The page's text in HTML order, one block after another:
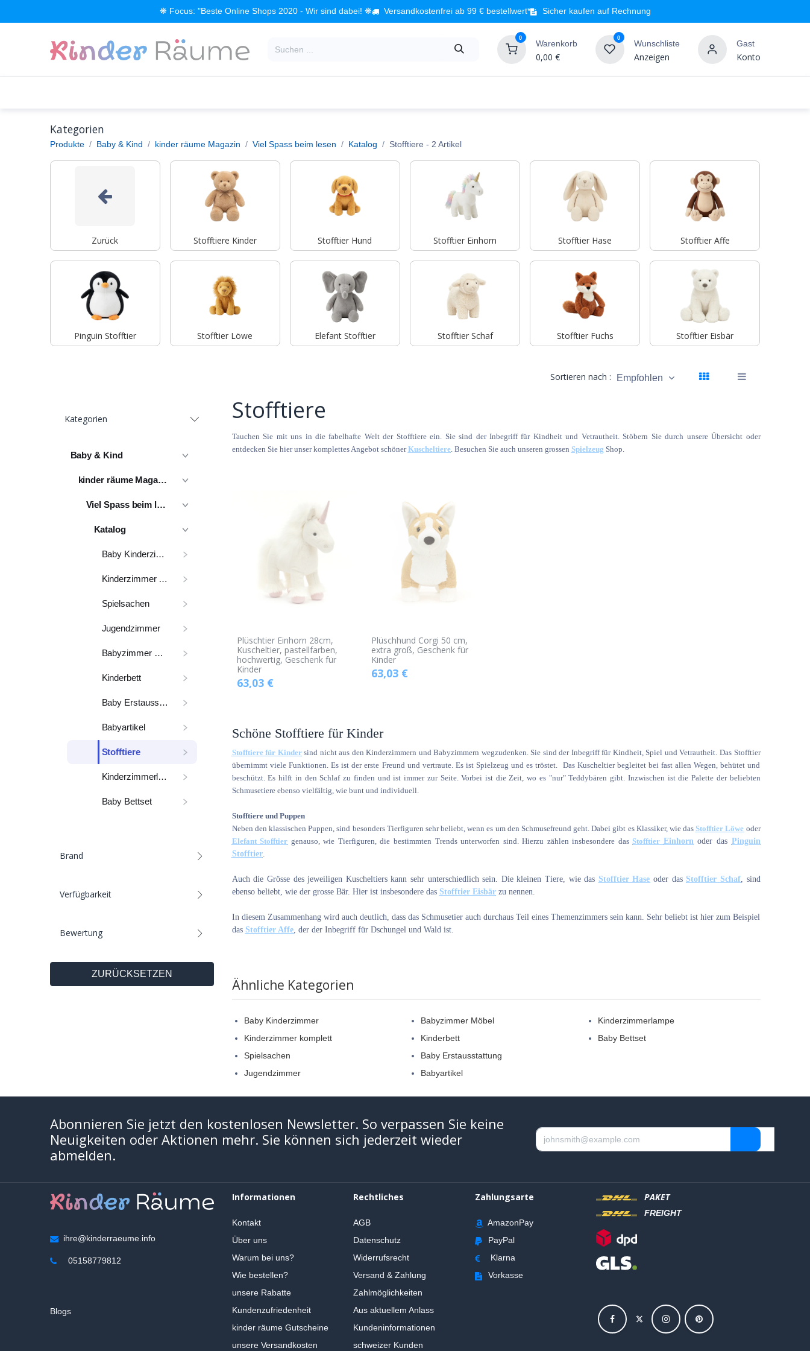
❋ Focus: "Beste Online Shops 2020 - Wir sind dabei! ❋ Versandkostenfrei ab 99 € bestellwert* Sicher kaufen auf Rechnung
0
Warenkorb
0,00 €
0
Wunschliste
Anzeigen
Gast
Konto
Kategorien
Produkte Baby & Kind kinder räume Magazin Viel Spass beim lesen Katalog Stofftiere - 2 Artikel
Zurück Stofftiere Kinder Stofftier Hund Stofftier Einhorn Stofftier Hase Stofftier Affe
Pinguin Stofftier Stofftier Löwe Elefant Stofftier Stofftier Schaf Stofftier Fuchs Stofftier Eisbär
Sortieren nach : Empfohlen
Kategorien
Baby & Kind
kinder räume Magazin
Viel Spass beim lesen
Katalog
Baby Kinderzimmer
Kinderzimmer komplett
Spielsachen
Jugendzimmer
Babyzimmer Möbel
Kinderbett
Baby Erstausstattung
Babyartikel
Stofftiere
Kinderzimmerlampe
Baby Bettset
Brand
Verfügbarkeit
Bewertung
ZURÜCKSETZEN
Stofftiere
Tauchen Sie mit uns in die fabelhafte Welt der Stofftiere ein. Sie sind der Inbegriff für Kindheit und Vetrautheit. Stöbern Sie durch unsere Übersicht oder
entdecken Sie hier unser komplettes Angebot schönerKuscheltiere. Besuchen Sie auch unseren grossen Spielzeug Shop.
Plüschtier Einhorn 28cm,
Kuscheltier, pastellfarben,
hochwertig, Geschenk für
Kinder
63,03€
Plüschhund Corgi 50 cm,
extra groß, Geschenk für
Kinder
63,03€
Schöne Stofftiere für Kinder
Stofftiere für Kindersind nicht aus den Kinderzimmern und Babyzimmern wegzudenken. Sie sind der Inbegriff für Kindheit, Spiel und Vetrautheit. Das Stofftier
übernimmt viele Funktionen. Es ist der erste Freund und vertraute. Es ist Spielzeug und es tröstet. Das Kuscheltier begleitet bei fast allen Wegen, behütet und
beschützt. Es hilft in den Schlaf zu finden und ist immer zur Seite. Vorbei ist die Zeit, wo es "nur" Teddybären gibt. Inzwischen ist die Palette der beliebten
Schmusetiere ebenso vielfältig, wie bunt und individuell.
Stofftiere und Puppen
Neben den klassischen Puppen, sind besonders Tierfiguren sehr beliebt, wenn es um den Schmusefreund geht. Dabei gibt es Klassiker, wie dasStofftier Löwe oder
Elefant Stofftier genauso, wie Tierfiguren, die bestimmten Trends unterworfen sind. Hierzu zählen insbesondere dasStofftier Einhorn oder das Pinguin
Stofftier.
Auch die Grösse des jeweiligen Kuscheltiers kann sehr unterschiedlich sein. Die kleinen Tiere, wie das Stofftier Hase oder dasStofftier Schaf, sind
ebenso beliebt, wie der grosse Bär. Hier ist insbesondere das Stofftier Eisbärzu nennen.
In diesem Zusammenhang wird auch deutlich, dass das Schmusetier auch durchaus Teil eines Themenzimmers sein kann. Sehr beliebt ist hier zum Beispiel
das Stofftier Affe, der der Inbegriff für Dschungel und Wald ist.
Ähnliche Kategorien
Baby Kinderzimmer
Kinderzimmer komplett
Spielsachen
Jugendzimmer
Babyzimmer Möbel
Kinderbett
Baby Erstausstattung
Babyartikel
Kinderzimmerlampe
Baby Bettset
Abonnieren Sie jetzt den kostenlosen Newsletter. So verpassen Sie keine
Neuigkeiten oder Aktionen mehr. Sie können sich jederzeit wieder
abmelden.
ihre@kinderraeume.info
05158779812
Blogs
Informationen
Kontakt
Über uns
Warum bei uns?
Wie bestellen?
unsere Rabatte
Kundenzufriedenheit
kinder räume Gutscheine
unsere Versandkosten
Rechtliches
AGB
Datenschutz
Widerrufsrecht
Versand & Zahlung
Zahlmöglichkeiten
Aus aktuellem Anlass
Kundeninformationen
schweizer Kunden
Zahlungsarte
AmazonPay
PayPal
Klarna
Vorkasse
PAKET
FREIGHT